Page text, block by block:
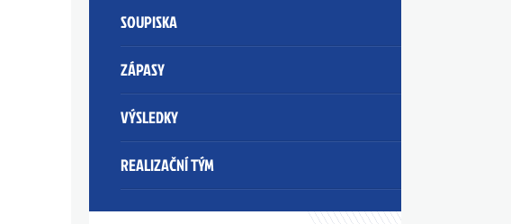
SOUPISKA
ZÁPASY
VÝSLEDKY
REALIZAČNÍ TÝM